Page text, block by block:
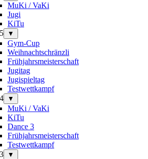
MuKi / VaKi
Jugi
KiTu
▼
Gym-Cup
Weihnachtschränzli
Frühjahrsmeisterschaft
Jugitag
Jugispieltag
Testwettkampf
▼
MuKi / VaKi
KiTu
Dance 3
Frühjahrsmeisterschaft
Testwettkampf
▼